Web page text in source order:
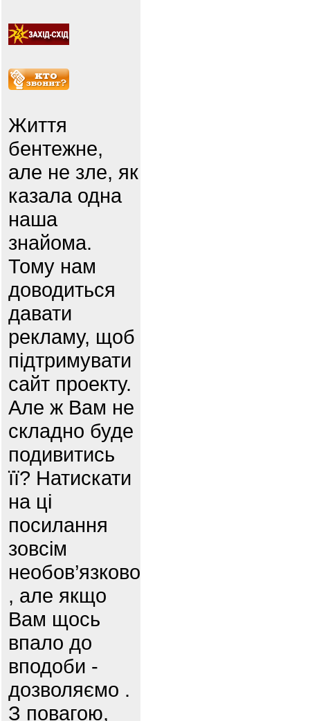
Життя
бентежне,
але не зле, як
казала одна
наша
знайома.
Тому нам
доводиться
давати
рекламу, щоб
підтримувати
сайт проекту.
Але ж Вам не
складно буде
подивитись
її? Натискати
на ці
посилання
зовсім
необов’язково
, але якщо
Вам щось
впало до
вподоби -
дозволяємо .
З повагою,